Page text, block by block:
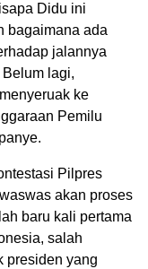
Didu ini
bagaimana ada
jalannya
lagi,
ke
Pemilu
Pilpres
akan proses
baru kali pertama
salah
presiden yang